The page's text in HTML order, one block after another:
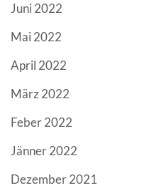
Juni 2022
Mai 2022
April 2022
März 2022
Feber 2022
Jänner 2022
Dezember 2021